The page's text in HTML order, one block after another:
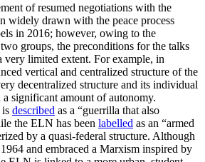
of resumed negotiations with the
widely drawn with the peace process
in 2016; how­ever, owing to the
groups, the preconditions for the talks
very limited extent. For example, in
vertical and centralized struc­ture of the
de­cen­tralized structure and its individual
significant amount of autonomy.
described as a “guerrilla that also
the ELN has been labelled as an “armed
by a quasi-federal structure. Although
and embraced a Marxism inspired by